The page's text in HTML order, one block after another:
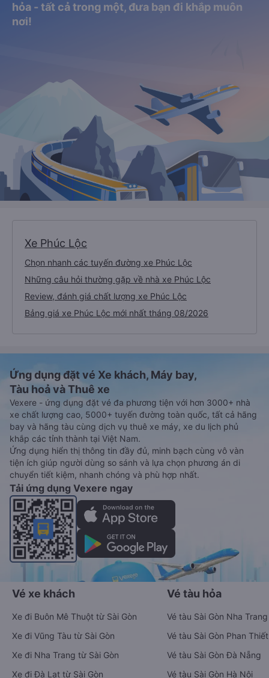
hỏa - tất cả trong một, đưa bạn đi khắp muôn
nơi!
Xe Phúc Lộc
Chọn nhanh các tuyến đường xe Phúc Lộc
Những câu hỏi thường gặp về nhà xe Phúc Lộc
Review, đánh giá chất lượng xe Phúc Lộc
Bảng giá xe Phúc Lộc mới nhất tháng 08/2026
Ứng dụng đặt vé Xe khách, Máy bay,
Tàu hoả và Thuê xe
Vexere - ứng dụng đặt vé đa phương tiện với hơn 3000+ nhà
xe chất lượng cao, 5000+ tuyến đường toàn quốc, tất cả hãng
bay và hãng tàu cùng dịch vụ thuê xe máy, xe du lịch phủ
khắp các tỉnh thành tại Việt Nam.
Ứng dụng hiển thị thông tin đầy đủ, minh bạch cùng vô vàn
tiện ích giúp người dùng so sánh và lựa chọn phương án di
chuyển tiết kiệm, nhanh chóng và phù hợp nhất.
Tải ứng dụng Vexere ngay
Vé xe khách
Xe đi Buôn Mê Thuột từ Sài Gòn
Xe đi Vũng Tàu từ Sài Gòn
Xe đi Nha Trang từ Sài Gòn
Xe đi Đà Lạt từ Sài Gòn
Vé tàu hỏa
Vé tàu Sài Gòn Nha Trang
Vé tàu Sài Gòn Phan Thiết
Vé tàu Sài Gòn Đà Nẵng
Vé tàu Sài Gòn Hà Nội